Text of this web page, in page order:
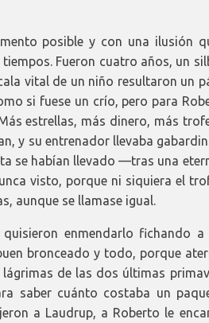
posible y con una ilusión
Fueron cuatro años, un
vital de un niño resultaron un
si fuese un crío, pero para
estrellas, más dinero, más
y su entrenador llevaba
se habían llevado —tras una
visto, porque ni siquiera el
aunque se llamase igual.
enmendarlo fichando
bronceado y todo, porque
de las dos últimas
saber cuánto costaba un
a Laudrup, a Roberto le